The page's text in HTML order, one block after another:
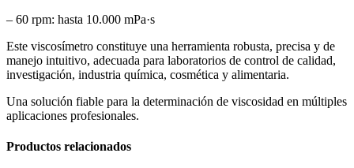
– 60 rpm: hasta 10.000 mPa·s
Este viscosímetro constituye una herramienta robusta, precisa y de
manejo intuitivo, adecuada para laboratorios de control de calidad,
investigación, industria química, cosmética y alimentaria.
Una solución fiable para la determinación de viscosidad en múltiples
aplicaciones profesionales.
Productos relacionados